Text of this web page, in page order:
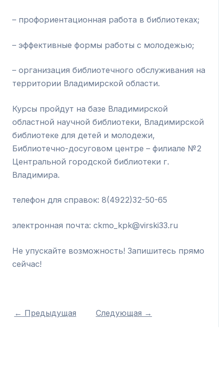
– профориентационная работа в библиотеках;
– эффективные формы работы с молодежью;
– организация библиотечного обслуживания на
территории Владимирской области.
Курсы пройдут на базе Владимирской
областной научной библиотеки, Владимирской
библиотеке для детей и молодежи,
Библиотечно-досуговом центре – филиале №2
Центральной городской библиотеки г.
Владимира.
телефон для справок: 8(4922)32-50-65
электронная почта: ckmo_kpk@virski33.ru
Не упускайте возможность! Запишитесь прямо
сейчас!
← Предыдущая Следующая →